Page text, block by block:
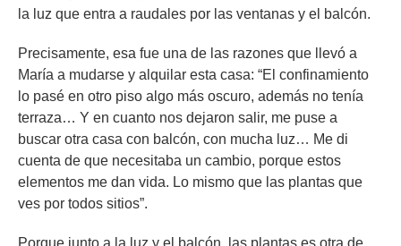
la luz que entra a raudales por las ventanas y el balcón.
Precisamente, esa fue una de las razones que llevó a
María a mudarse y alquilar esta casa: “El confinamiento
lo pasé en otro piso algo más oscuro, además no tenía
terraza… Y en cuanto nos dejaron salir, me puse a
buscar otra casa con balcón, con mucha luz… Me di
cuenta de que necesitaba un cambio, porque estos
elementos me dan vida. Lo mismo que las plantas que
ves por todos sitios”.